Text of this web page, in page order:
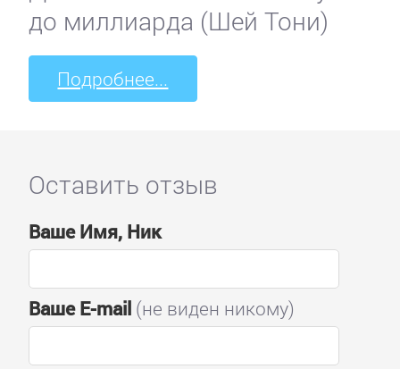
до миллиарда (Шей Тони)
Подробнее...
Оставить отзыв
Ваше Имя, Ник
Ваше E-mail(не виден никому)